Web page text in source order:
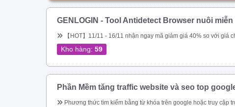
GENLOGIN - Tool Antidetect Browser nuôi
【HOT】11/11 - 16/11 nhận ngay mã giảm giá 40% so với giá chính hãng trên web. Tool chuyên nuôi Gmail, nuôi tài khoản Google Ads. Miễn phí 5 profile trọn đời. Sắp tới ae sẽ được tặng miễn phí, hoặc được
Kho hàng: 59
Phần Mềm tăng traffic website và seo top
Phương thức tìm kiếm bằng từ khóa trên google hoặc truy cập trực tiếp vào url đích của bạn – Tự động thay đổi địa chỉ IP – Tự động thay đổi Local IP – Giả lập được trên Mobile, Tablet, Laptop, Tablet bằng UserAgent và giả lập được trên mọi trình duyệt, hệ điều